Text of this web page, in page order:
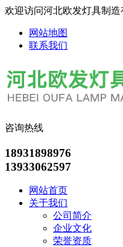
欢迎访问河北欧发灯具制
网站地图
联系我们
咨询热线
18931898976
13933062597
网站首页
关于我们
公司简介
企业文化
荣誉资质